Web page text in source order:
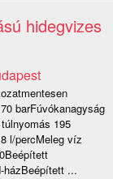
hidegvizes
barFúvókanagyság
195
l/percMeleg víz
házBeépített ...